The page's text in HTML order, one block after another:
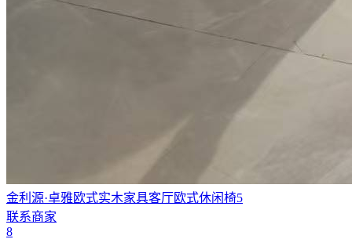
金利源·卓雅欧式实木家具客厅欧式休闲椅5
联系商家
8